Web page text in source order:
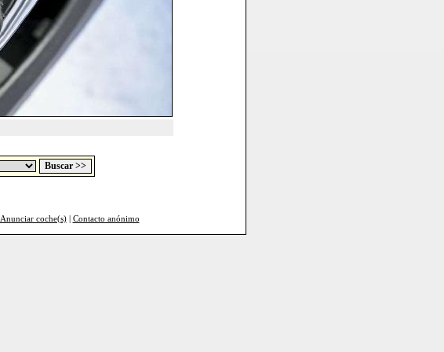
Anunciar coche(s)| Contacto anónimo